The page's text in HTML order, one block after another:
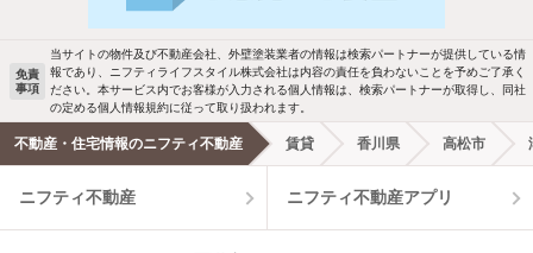
免責
事項
当サイトの物件及び不動産会社、外壁塗装業者の情報は検索パートナーが提供している情
報であり、ニフティライフスタイル株式会社は内容の責任を負わないことを予めご了承く
ださい。本サービス内でお客様が入力される個人情報は、検索パートナーが取得し、同社
の定める個人情報規約に従って取り扱われます。
不動産・住宅情報のニフティ不動産 賃貸 香川県 高松市
ニフティ不動産 ニフティ不動産アプリ